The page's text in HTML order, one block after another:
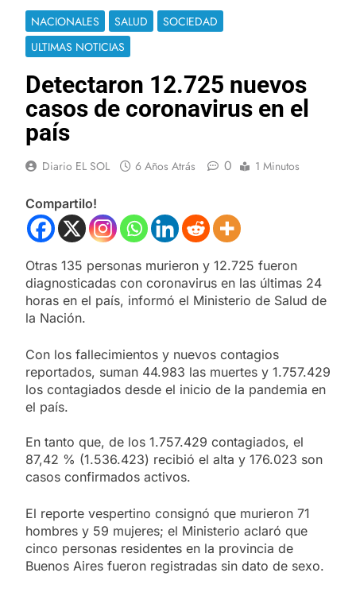
NACIONALES SALUD
SOCIEDAD
ULTIMAS NOTICIAS
Detectaron 12.725 nuevos
casos de coronavirus en el
país
Diario EL SOL 6 Años Atrás 0 1 Minutos
Compartilo!
Otras 135 personas murieron y 12.725 fueron
diagnosticadas con coronavirus en las últimas 24
horas en el país, informó el Ministerio de Salud de
la Nación.
Con los fallecimientos y nuevos contagios
reportados, suman 44.983 las muertes y 1.757.429
los contagiados desde el inicio de la pandemia en
el país.
En tanto que, de los 1.757.429 contagiados, el
87,42 % (1.536.423) recibió el alta y 176.023 son
casos confirmados activos.
El reporte vespertino consignó que murieron 71
hombres y 59 mujeres; el Ministerio aclaró que
cinco personas residentes en la provincia de
Buenos Aires fueron registradas sin dato de sexo.